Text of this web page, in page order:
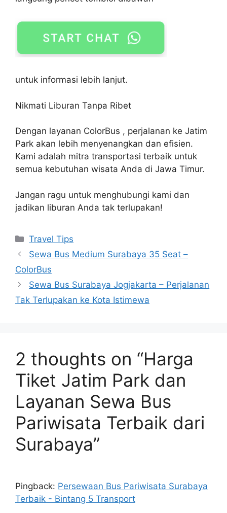
untuk informasi lebih lanjut.
Nikmati Liburan Tanpa Ribet
Dengan layanan ColorBus , perjalanan ke Jatim
Park akan lebih menyenangkan dan efisien.
Kami adalah mitra transportasi terbaik untuk
semua kebutuhan wisata Anda di Jawa Timur.
Jangan ragu untuk menghubungi kami dan
jadikan liburan Anda tak terlupakan!
Travel Tips
Sewa Bus Medium Surabaya 35 Seat –
ColorBus
Sewa Bus Surabaya Jogjakarta – Perjalanan
Tak Terlupakan ke Kota Istimewa
2 thoughts on “Harga
Tiket Jatim Park dan
Layanan Sewa Bus
Pariwisata Terbaik dari
Surabaya”
Pingback: Persewaan Bus Pariwisata Surabaya
Terbaik - Bintang 5 Transport